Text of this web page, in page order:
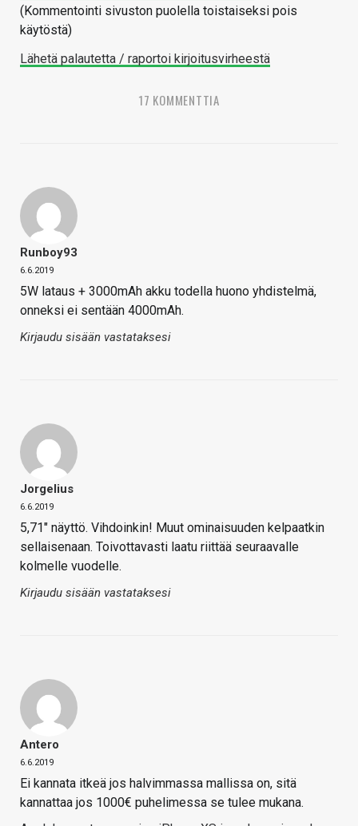
(Kommentointi sivuston puolella toistaiseksi pois
käytöstä)
Lähetä palautetta / raportoi kirjoitusvirheestä
17 KOMMENTTIA
Runboy93
6.6.2019
5W lataus + 3000mAh akku todella huono yhdistelmä,
onneksi ei sentään 4000mAh.
Kirjaudu sisään vastataksesi
Jorgelius
6.6.2019
5,71″ näyttö. Vihdoinkin! Muut ominaisuuden kelpaatkin
sellaisenaan. Toivottavasti laatu riittää seuraavalle
kolmelle vuodelle.
Kirjaudu sisään vastataksesi
Antero
6.6.2019
Ei kannata itkeä jos halvimmassa mallissa on, sitä
kannattaa jos 1000€ puhelimessa se tulee mukana.